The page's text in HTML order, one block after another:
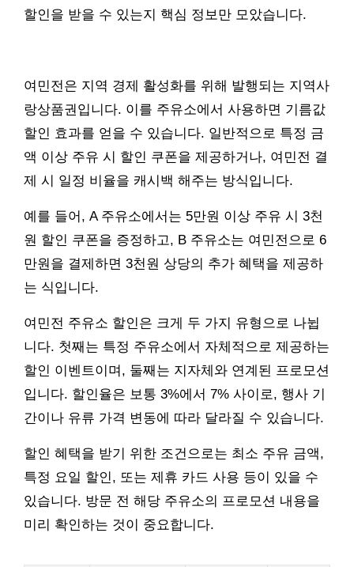
할인을 받을 수 있는지 핵심 정보만 모았습니다.
여민전은 지역 경제 활성화를 위해 발행되는 지역사
랑상품권입니다. 이를 주유소에서 사용하면 기름값
할인 효과를 얻을 수 있습니다. 일반적으로 특정 금
액 이상 주유 시 할인 쿠폰을 제공하거나, 여민전 결
제 시 일정 비율을 캐시백 해주는 방식입니다.
예를 들어, A 주유소에서는 5만원 이상 주유 시 3천
원 할인 쿠폰을 증정하고, B 주유소는 여민전으로 6
만원을 결제하면 3천원 상당의 추가 혜택을 제공하
는 식입니다.
여민전 주유소 할인은 크게 두 가지 유형으로 나뉩
니다. 첫째는 특정 주유소에서 자체적으로 제공하는
할인 이벤트이며, 둘째는 지자체와 연계된 프로모션
입니다. 할인율은 보통 3%에서 7% 사이로, 행사 기
간이나 유류 가격 변동에 따라 달라질 수 있습니다.
할인 혜택을 받기 위한 조건으로는 최소 주유 금액,
특정 요일 할인, 또는 제휴 카드 사용 등이 있을 수
있습니다. 방문 전 해당 주유소의 프로모션 내용을
미리 확인하는 것이 중요합니다.